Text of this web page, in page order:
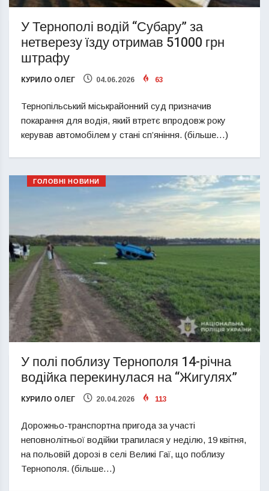
У Тернополі водій “Субару” за
нетверезу їзду отримав 51000 грн
штрафу
КУРИЛО ОЛЕГ 04.06.2026 63
Тернопільський міськрайонний суд призначив
покарання для водія, який втретє впродовж року
керував автомобілем у стані сп’яніння. (більше…)
ГОЛОВНІ НОВИНИ
У полі поблизу Тернополя 14-річна
водійка перекинулася на “Жигулях”
КУРИЛО ОЛЕГ 20.04.2026 113
Дорожньо-транспортна пригода за участі
неповнолітньої водійки трапилася у неділю, 19 квітня,
на польовій дорозі в селі Великі Гаї, що поблизу
Тернополя. (більше…)